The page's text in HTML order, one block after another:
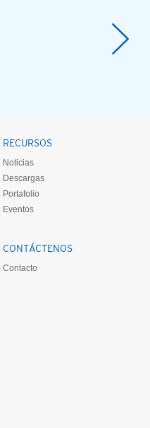
RECURSOS
Noticias
Descargas
Portafolio
Eventos
CONTÁCTENOS
Contacto